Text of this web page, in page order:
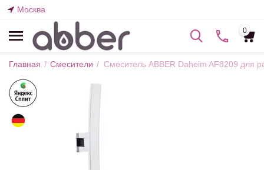
Москва
0
Главная / Смесители / Смеситель ABBER Daheim AF8209 для